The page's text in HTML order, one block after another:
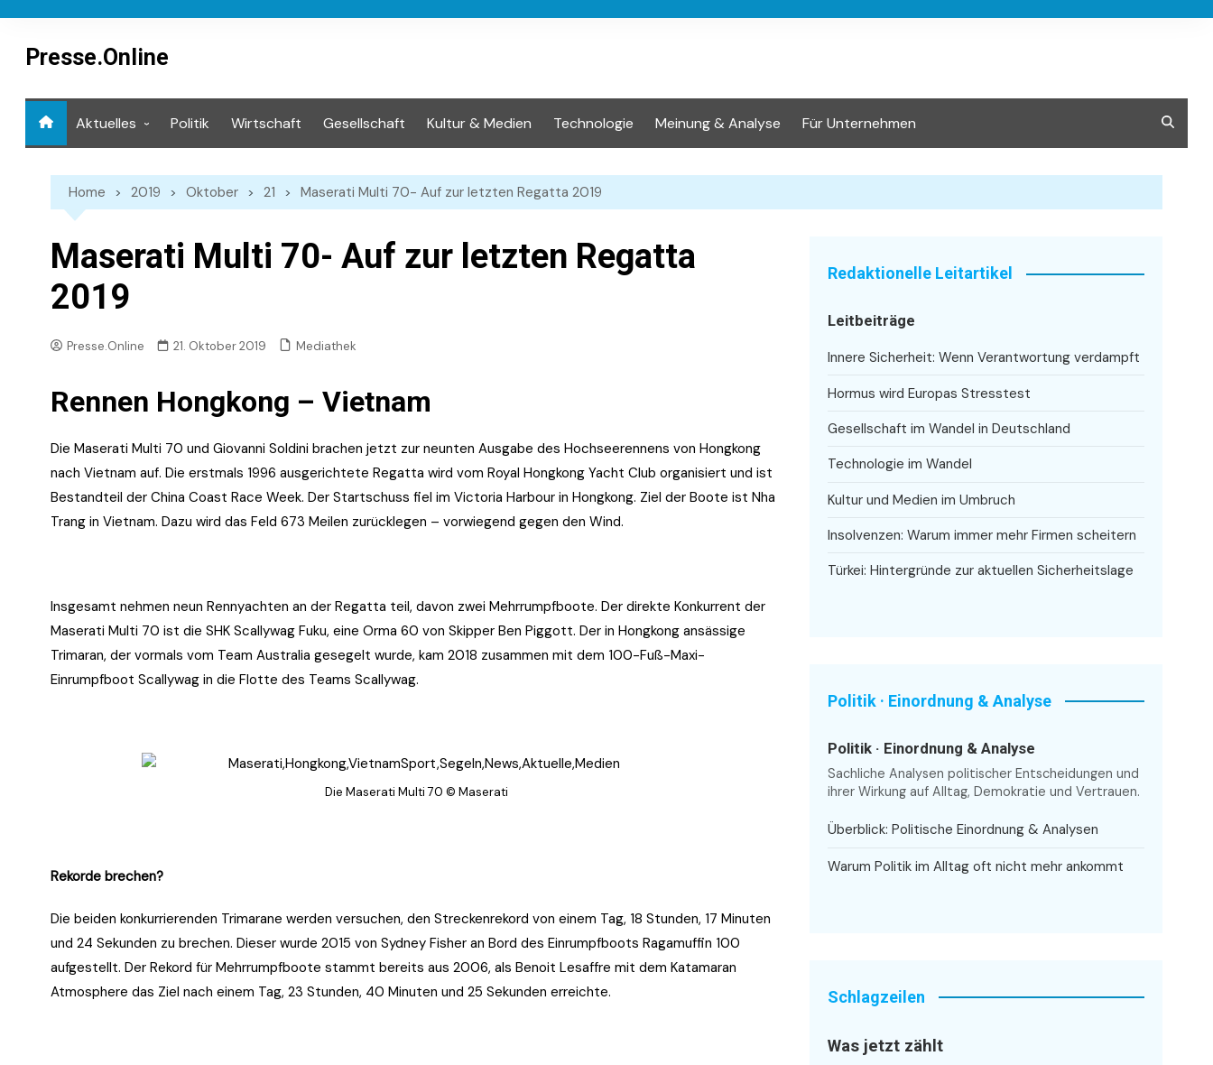
contentPresse.Online
Aktuelles Politik Wirtschaft Gesellschaft Kultur & Medien Technologie Meinung & Analyse Für Unternehmen
Home 2019 Oktober 21 Maserati Multi 70- Auf zur letzten Regatta 2019
Maserati Multi 70- Auf zur letzten Regatta
2019
Presse.Online 21. Oktober 2019 Mediathek
Rennen Hongkong – Vietnam
Die Maserati Multi 70 und Giovanni Soldini brachen jetzt zur neunten Ausgabe des Hochseerennens von Hongkong
nach Vietnam auf. Die erstmals 1996 ausgerichtete Regatta wird vom Royal Hongkong Yacht Club organisiert und ist
Bestandteil der China Coast Race Week. Der Startschuss fiel im Victoria Harbour in Hongkong. Ziel der Boote ist Nha
Trang in Vietnam. Dazu wird das Feld 673 Meilen zurücklegen – vorwiegend gegen den Wind.
Insgesamt nehmen neun Rennyachten an der Regatta teil, davon zwei Mehrrumpfboote. Der direkte Konkurrent der
Maserati Multi 70 ist die SHK Scallywag Fuku, eine Orma 60 von Skipper Ben Piggott. Der in Hongkong ansässige
Trimaran, der vormals vom Team Australia gesegelt wurde, kam 2018 zusammen mit dem 100-Fuß-Maxi-
Einrumpfboot Scallywag in die Flotte des Teams Scallywag.
Die Maserati Multi 70 © Maserati
Rekorde brechen?
Die beiden konkurrierenden Trimarane werden versuchen, den Streckenrekord von einem Tag, 18 Stunden, 17 Minuten
und 24 Sekunden zu brechen. Dieser wurde 2015 von Sydney Fisher an Bord des Einrumpfboots Ragamuffin 100
aufgestellt. Der Rekord für Mehrrumpfboote stammt bereits aus 2006, als Benoit Lesaffre mit dem Katamaran
Atmosphere das Ziel nach einem Tag, 23 Stunden, 40 Minuten und 25 Sekunden erreichte.
Redaktionelle Leitartikel
Leitbeiträge
Innere Sicherheit: Wenn Verantwortung verdampft
Hormus wird Europas Stresstest
Gesellschaft im Wandel in Deutschland
Technologie im Wandel
Kultur und Medien im Umbruch
Insolvenzen: Warum immer mehr Firmen scheitern
Türkei: Hintergründe zur aktuellen Sicherheitslage
Politik · Einordnung & Analyse
Politik · Einordnung & Analyse
Sachliche Analysen politischer Entscheidungen und
ihrer Wirkung auf Alltag, Demokratie und Vertrauen.
Überblick: Politische Einordnung & Analysen
Warum Politik im Alltag oft nicht mehr ankommt
Schlagzeilen
Was jetzt zählt